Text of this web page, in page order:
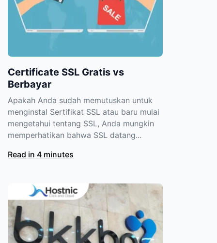
Certificate SSL Gratis vs
Berbayar
Apakah Anda sudah memutuskan untuk
menginstal Sertifikat SSL atau baru mulai
mengetahui tentang SSL, Anda mungkin
memperhatikan bahwa SSL datang...
Read in 4 minutes